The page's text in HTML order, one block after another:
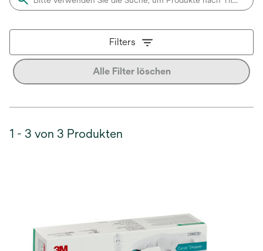
Filters
Alle Filter löschen
1 - 3 von 3 Produkten